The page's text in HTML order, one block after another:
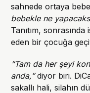
sahnede ortaya
bebekle ne
Tanıtım,
eden bir çocuğa
“Tam da her şeyi
anda,”diyor biri.
sakallı hali, silahın